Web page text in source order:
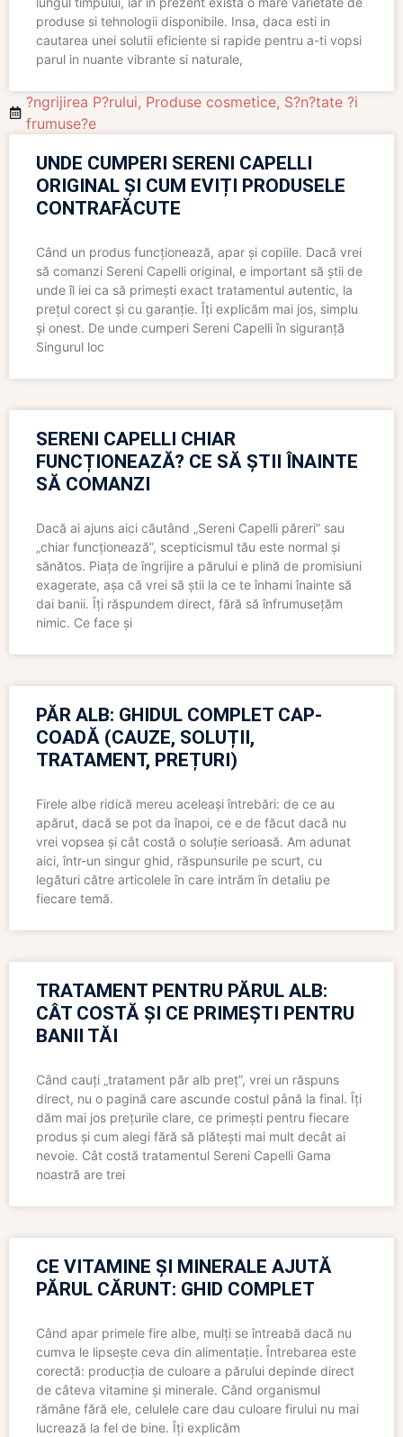
produse si tehnologii disponibile. Insa, daca esti in
cautarea unei solutii eficiente si rapide pentru a-ti vopsi
parul in nuante vibrante si naturale,
?ngrijirea P?rului, Produse cosmetice, S?n?tate ?i
frumuse?e
UNDE CUMPERI SERENI CAPELLI
ORIGINAL ȘI CUM EVIȚI PRODUSELE
CONTRAFĂCUTE
Când un produs funcționează, apar și copiile. Dacă vrei
să comanzi Sereni Capelli original, e important să știi de
unde îl iei ca să primești exact tratamentul autentic, la
prețul corect și cu garanție. Îți explicăm mai jos, simplu
și onest. De unde cumperi Sereni Capelli în siguranță
Singurul loc
SERENI CAPELLI CHIAR
FUNCȚIONEAZĂ? CE SĂ ȘTII ÎNAINTE
SĂ COMANZI
Dacă ai ajuns aici căutând „Sereni Capelli păreri” sau
„chiar funcționează”, scepticismul tău este normal și
sănătos. Piața de îngrijire a părului e plină de promisiuni
exagerate, așa că vrei să știi la ce te înhami înainte să
dai banii. Îți răspundem direct, fără să înfrumusețăm
nimic. Ce face și
PĂR ALB: GHIDUL COMPLET CAP-
COADĂ (CAUZE, SOLUȚII,
TRATAMENT, PREȚURI)
Firele albe ridică mereu aceleași întrebări: de ce au
apărut, dacă se pot da înapoi, ce e de făcut dacă nu
vrei vopsea și cât costă o soluție serioasă. Am adunat
aici, într-un singur ghid, răspunsurile pe scurt, cu
legături către articolele în care intrăm în detaliu pe
fiecare temă.
TRATAMENT PENTRU PĂRUL ALB:
CÂT COSTĂ ȘI CE PRIMEȘTI PENTRU
BANII TĂI
Când cauți „tratament păr alb preț”, vrei un răspuns
direct, nu o pagină care ascunde costul până la final. Îți
dăm mai jos prețurile clare, ce primești pentru fiecare
produs și cum alegi fără să plătești mai mult decât ai
nevoie. Cât costă tratamentul Sereni Capelli Gama
noastră are trei
CE VITAMINE ȘI MINERALE AJUTĂ
PĂRUL CĂRUNT: GHID COMPLET
Când apar primele fire albe, mulți se întreabă dacă nu
cumva le lipsește ceva din alimentație. Întrebarea este
corectă: producția de culoare a părului depinde direct
de câteva vitamine și minerale. Când organismul
rămâne fără ele, celulele care dau culoare firului nu mai
lucrează la fel de bine. Îți explicăm